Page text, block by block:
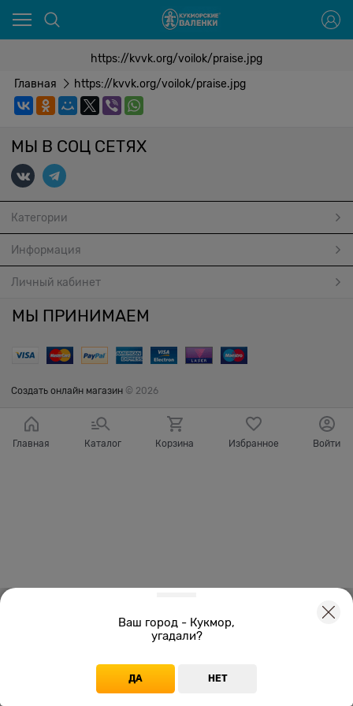
https://kvvk.org/voilok/praise.jpg
Главная
https://kvvk.org/voilok/praise.jpg
МЫ В СОЦ СЕТЯХ
Категории
Информация
Личный кабинет
МЫ ПРИНИМАЕМ
Создать онлайн магазин © 2026
Главная Каталог Корзина Избранное Войти
Ваш город - Кукмор,
угадали?
ДА НЕТ